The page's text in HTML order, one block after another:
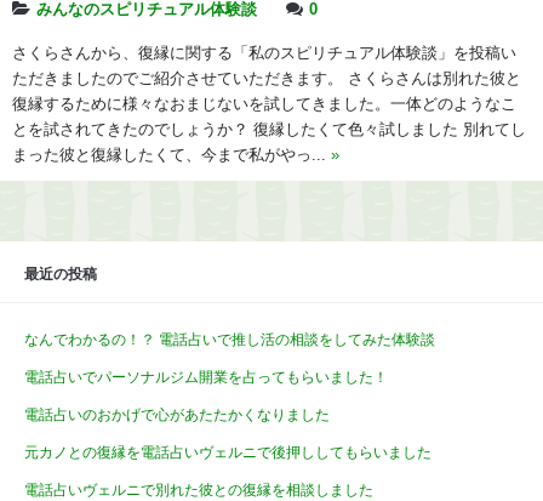
みんなのスピリチュアル体験談
0
さくらさんから、復縁に関する「私のスピリチュアル体験談」を投稿い
ただきましたのでご紹介させていただきます。 さくらさんは別れた彼と
復縁するために様々なおまじないを試してきました。一体どのようなこ
とを試されてきたのでしょうか？ 復縁したくて色々試しました 別れてし
まった彼と復縁したくて、今まで私がやっ... »
最近の投稿
なんでわかるの！？ 電話占いで推し活の相談をしてみた体験談
電話占いでパーソナルジム開業を占ってもらいました！
電話占いのおかげで心があたたかくなりました
元カノとの復縁を電話占いヴェルニで後押ししてもらいました
電話占いヴェルニで別れた彼との復縁を相談しました